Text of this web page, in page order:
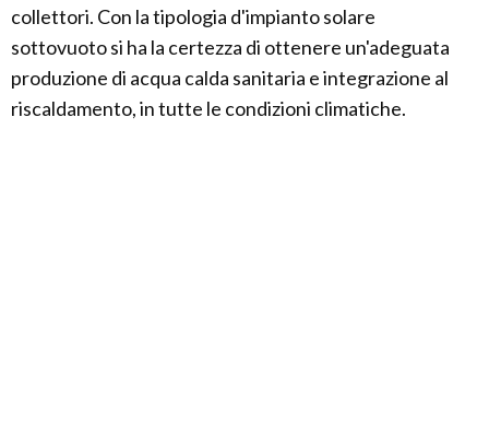
collettori. Con la tipologia d'impianto solare
sottovuoto si ha la certezza di ottenere un'adeguata
produzione di acqua calda sanitaria e integrazione al
riscaldamento, in tutte le condizioni climatiche.